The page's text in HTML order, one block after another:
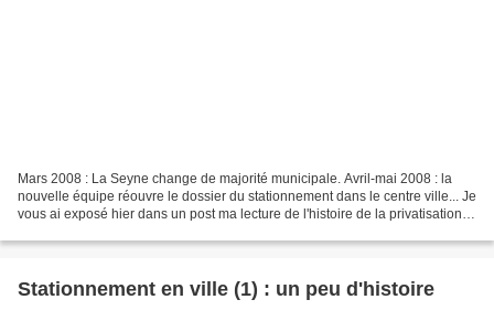
Mars 2008 : La Seyne change de majorité municipale. Avril-mai 2008 : la
nouvelle équipe réouvre le dossier du stationnement dans le centre ville... Je
vous ai exposé hier dans un post ma lecture de l'histoire de la privatisation
Stationnement en ville (1) : un peu d'histoire